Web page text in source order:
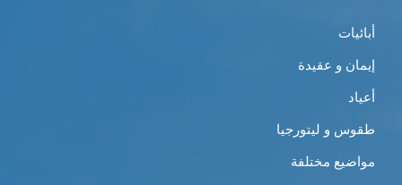
أبائيات
إيمان و عقيدة
أعياد
طقوس و ليتورجيا
مواضيع مختلفة